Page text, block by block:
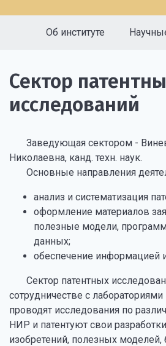
Об институте
Сектор
исследований
Заведующая сектором -
Николаевна, канд. техн. наук.
Основные направления
анализ и систематизация
оформление материалов
полезные модели,
данных;
обеспечение информацией
Сектор патентных
сотрудничестве с лабораториями
проводят исследования по
НИР и патентуют свои
изобретений, полезных моделей,